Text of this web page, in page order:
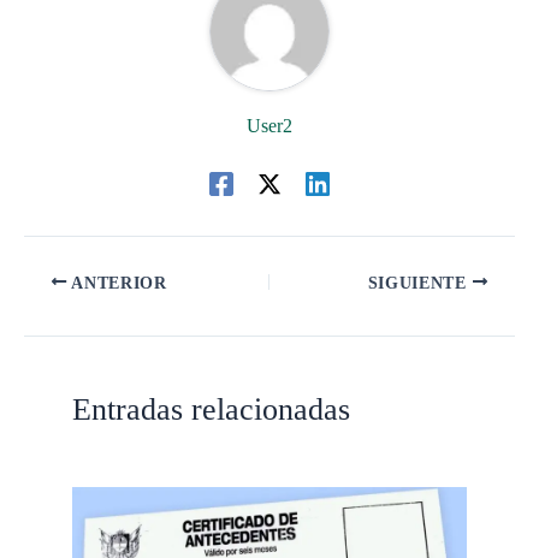
User2
ANTERIOR SIGUIENTE
Entradas relacionadas